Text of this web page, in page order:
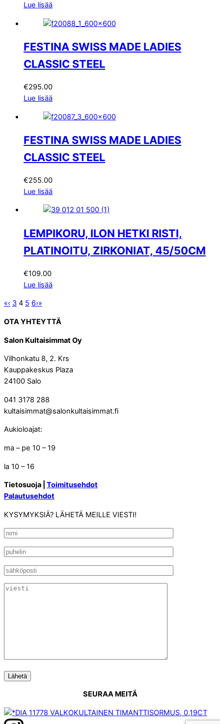
Lue lisää
FESTINA SWISS MADE LADIES
CLASSIC STEEL
€295.00
Lue lisää
FESTINA SWISS MADE LADIES
CLASSIC STEEL
€255.00
Lue lisää
LEMPIKORU, ILON HETKI RISTI,
PLATINOITU, ZIRKONIAT, 45/50CM
€109.00
Lue lisää
«‹ 3 4 5 6›»
OTA YHTEYTTÄ
Salon Kultaisimmat Oy
Vilhonkatu 8, 2. Krs
Kauppakeskus Plaza
24100 Salo
041 3178 288
kultaisimmat@salonkultaisimmat.fi
Aukioloajat:
ma – pe 10 – 19
la 10 – 16
Tietosuoja | Toimitusehdot
Palautusehdot
KYSYMYKSIÄ? LÄHETÄ MEILLE VIESTI!
SEURAA MEITÄ